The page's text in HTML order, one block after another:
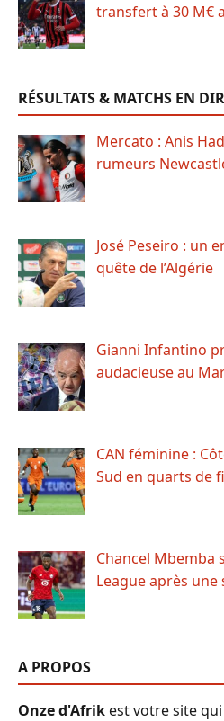
transfert à 30 M€
RÉSULTATS & MATCHS EN
Mercato : Anis
rumeurs
José Peseiro : un
quête de l’Algérie
Gianni Infantino
audacieuse au
CAN féminine :
Sud en quarts de
Chancel Mbemba
League après une
A PROPOS
Onze d'Afrikest votre site